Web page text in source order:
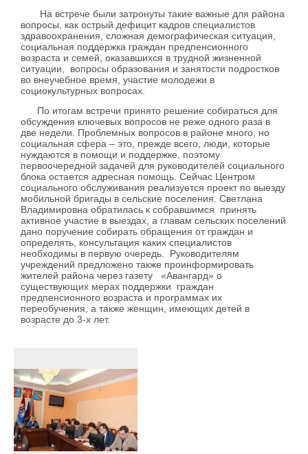
На встрече были затронуты такие важные для района
вопросы, как острый дефицит кадров специалистов
здравоохранения, сложная демографическая ситуация,
социальная поддержка граждан предпенсионного
возраста и семей, оказавшихся в трудной жизненной
ситуации, вопросы образования и занятости подростков
во внеучебное время, участие молодежи в
социокультурных вопросах.
По итогам встречи принято решение собираться для
обсуждения ключевых вопросов не реже одного раза в
две недели. Проблемных вопросов в районе много, но
социальная сфера – это, прежде всего, люди, которые
нуждаются в помощи и поддержке, поэтому
первоочередной задачей для руководителей социального
блока остается адресная помощь. Сейчас Центром
социального обслуживания реализуется проект по выезду
мобильной бригады в сельские поселения. Светлана
Владимировна обратилась к собравшимся принять
активное участие в выездах, а главам сельских поселений
дано поручение собирать обращения от граждан и
определять, консультация каких специалистов
необходимы в первую очередь. Руководителям
учреждений предложено также проинформировать
жителей района через газету «Авангард» о
существующих мерах поддержки граждан
предпенсионного возраста и программах их
переобучения, а также женщин, имеющих детей в
возрасте до 3-х лет.